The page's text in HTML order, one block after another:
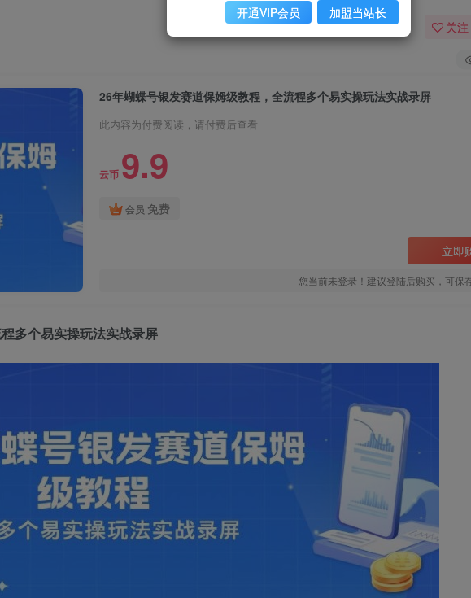
关注
26年蝴蝶号银发赛道保姆级教程，全流程多个易实操玩法实战录屏
此内容为付费阅读，请付费后查看
云币 9.9
会员 免费
立即
您当前未登录！建议登陆后购买，可保
多个易实操玩法实战录屏
开通VIP会员 加盟当站长